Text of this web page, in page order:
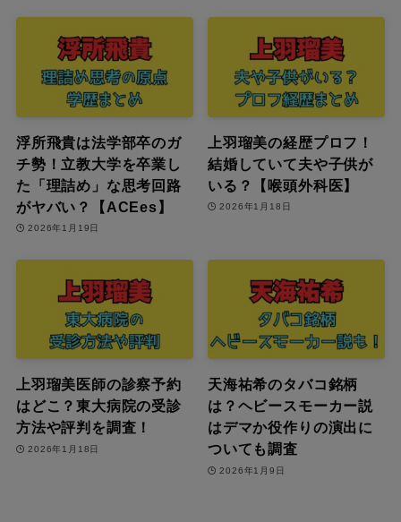
浮所飛貴は法学部卒のガ
チ勢！立教大学を卒業し
た「理詰め」な思考回路
がヤバい？【ACEes】
2026年1月19日
上羽瑠美の経歴プロフ！
結婚していて夫や子供が
いる？【喉頭外科医】
2026年1月18日
上羽瑠美医師の診察予約
はどこ？東大病院の受診
方法や評判を調査！
2026年1月18日
天海祐希のタバコ銘柄
は？ヘビースモーカー説
はデマか役作りの演出に
ついても調査
2026年1月9日